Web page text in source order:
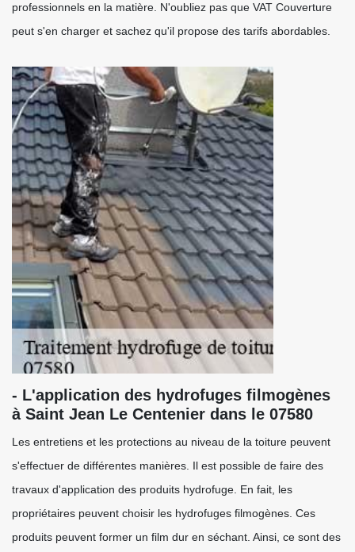
professionnels en la matière. N'oubliez pas que VAT Couverture
peut s'en charger et sachez qu'il propose des tarifs abordables.
- L'application des hydrofuges filmogènes
à Saint Jean Le Centenier dans le 07580
Les entretiens et les protections au niveau de la toiture peuvent
s'effectuer de différentes manières. Il est possible de faire des
travaux d'application des produits hydrofuge. En fait, les
propriétaires peuvent choisir les hydrofuges filmogènes. Ces
produits peuvent former un film dur en séchant. Ainsi, ce sont des